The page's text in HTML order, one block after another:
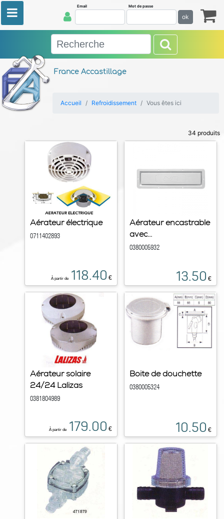
France Accastillage
Email Mot de passe
ok
Accueil Refroidissement Vous êtes ici
34 produits
Aérateur électrique
0711402893
À partir de 118.40 €
Aérateur encastrable
avec...
0380005932
13.50 €
Aérateur solaire
24/24 Lalizas
0381804989
À partir de 179.00 €
Boite de douchette
0380005324
10.50 €